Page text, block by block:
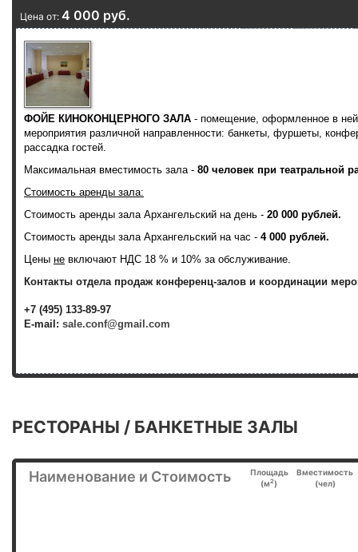
Цена от: 4 000 руб.
ФОЙЕ КИНОКОНЦЕРНОГО ЗАЛА - помещение, оформленное в
мероприятия различной направленности: банкеты, фуршеты,
рассадка гостей.
Максимальная вместимость зала - 80 человек при театральной
Стоимость аренды зала:
Стоимость аренды зала Архангельский на день - 20 000 рублей.
Стоимость аренды зала Архангельский на час - 4 000 рублей.
Цены не включают НДС 18 % и 10% за обслуживание.
Контакты отдела продаж конференц-залов и координации
+7 (495) 133-89-97
E-mail: sale.conf@gmail.com
РЕСТОРАНЫ / БАНКЕТНЫЕ ЗАЛЫ
Наименование и Стоимость
Площадь
(м2)
Вместимость
(чел)